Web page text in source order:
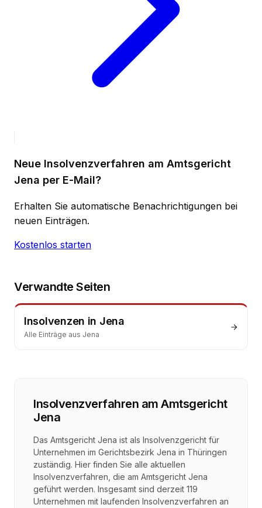
Neue Insolvenzverfahren am Amtsgericht
Jena per E-Mail?
Erhalten Sie automatische Benachrichtigungen bei
neuen Einträgen.
Kostenlos starten
Verwandte Seiten
Insolvenzen in Jena
Alle Einträge aus Jena
Insolvenzverfahren am Amtsgericht
Jena
Das Amtsgericht Jena ist als Insolvenzgericht für
Unternehmen im Gerichtsbezirk Jena in Thüringen
zuständig. Hier finden Sie alle aktuellen
Insolvenzverfahren, die am Amtsgericht Jena
geführt werden. Insgesamt sind derzeit 119
Unternehmen mit laufenden Insolvenzverfahren an